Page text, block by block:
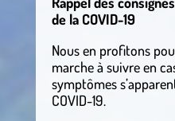
de la COVID-19
Nous en profitons
marche à suivre en
symptômes
COVID-19.